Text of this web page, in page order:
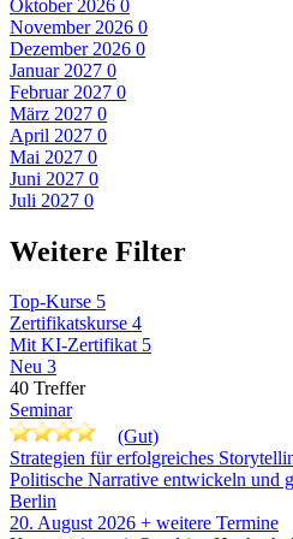
Oktober 2026 0
November 2026 0
Dezember 2026 0
Januar 2027 0
Februar 2027 0
März 2027 0
April 2027 0
Mai 2027 0
Juni 2027 0
Juli 2027 0
Weitere Filter
Top-Kurse 5
Zertifikatskurse 4
Mit KI-Zertifikat 5
Neu 3
40 Treffer
Seminar
(Gut)
Strategien für erfolgreiches
Politische Narrative entwickeln und
Berlin
20. August 2026 + weitere Termine